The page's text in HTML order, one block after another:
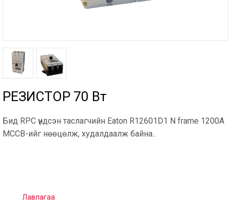
РЕЗИСТОР 70 Вт
Бид RPC үндсэн таслагчийн Eaton R12601D1 N frame 1200A
MCCB-ийг нөөцөлж, худалдаалж байна..
Лавлагаа